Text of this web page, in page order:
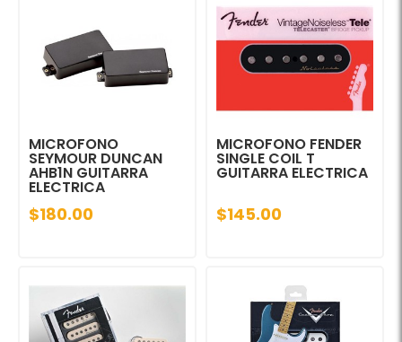
MICROFONO
SEYMOUR DUNCAN
AHB1N GUITARRA
ELECTRICA
$180.00
MICROFONO FENDER
SINGLE COIL T
GUITARRA ELECTRICA
$145.00